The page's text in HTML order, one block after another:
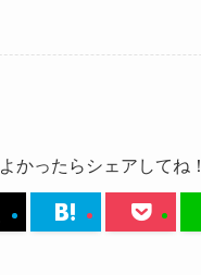
よかったらシェアしてね！